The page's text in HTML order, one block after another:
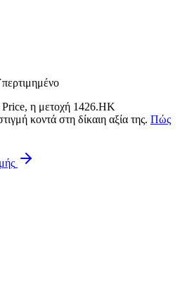
η μετοχή 1426.HK
κοντά στη δίκαιη αξία της. Πώς